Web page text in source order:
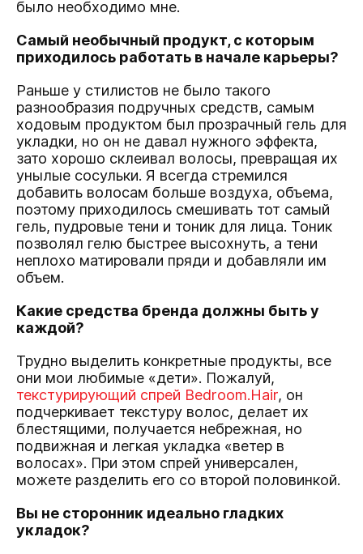
было необходимо мне.
Самый необычный продукт, с которым
приходилось работать в начале карьеры?
Раньше у стилистов не было такого
разнообразия подручных средств, самым
ходовым продуктом был прозрачный гель для
укладки, но он не давал нужного эффекта,
зато хорошо склеивал волосы, превращая их
унылые сосульки. Я всегда стремился
добавить волосам больше воздуха, объема,
поэтому приходилось смешивать тот самый
гель, пудровые тени и тоник для лица. Тоник
позволял гелю быстрее высохнуть, а тени
неплохо матировали пряди и добавляли им
объем.
Какие средства бренда должны быть у
каждой?
Трудно выделить конкретные продукты, все
они мои любимые «дети». Пожалуй,
текстурирующий спрей Bedroom.Hair, он
подчеркивает текстуру волос, делает их
блестящими, получается небрежная, но
подвижная и легкая укладка «ветер в
волосах». При этом спрей универсален,
можете разделить его со второй половинкой.
Вы не сторонник идеально гладких
укладок?